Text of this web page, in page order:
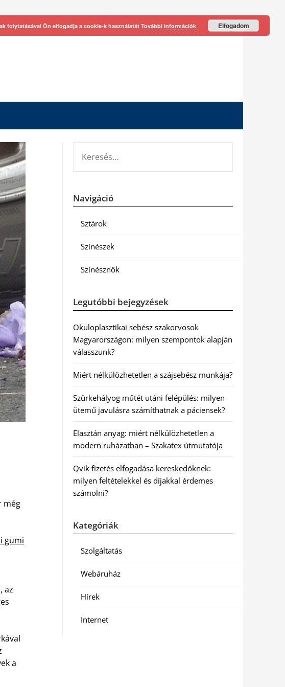
még
gumi
az
a
Navigáció
Sztárok
Színészek
Színésznők
Legutóbbi bejegyzések
Okuloplasztikai sebész szakorvosok
Magyarországon: milyen szempontok alapján
válasszunk?
Miért nélkülözhetetlen a szájsebész munkája?
Szürkehályog műtét utáni felépülés: milyen
ütemű javulásra számíthatnak a páciensek?
Elasztán anyag: miért nélkülözhetetlen a
modern ruházatban – Szakatex útmutatója
Qvik fizetés elfogadása kereskedőknek:
milyen feltételekkel és díjakkal érdemes
számolni?
Kategóriák
Szolgáltatás
Webáruház
Hírek
Internet
folytatásával Ön elfogadja a cookie-k használatát További információk Elfogadom